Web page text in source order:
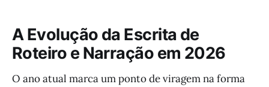
A Evolução da Escrita de
Roteiro e Narração em 2026
O ano atual marca um ponto de viragem na forma